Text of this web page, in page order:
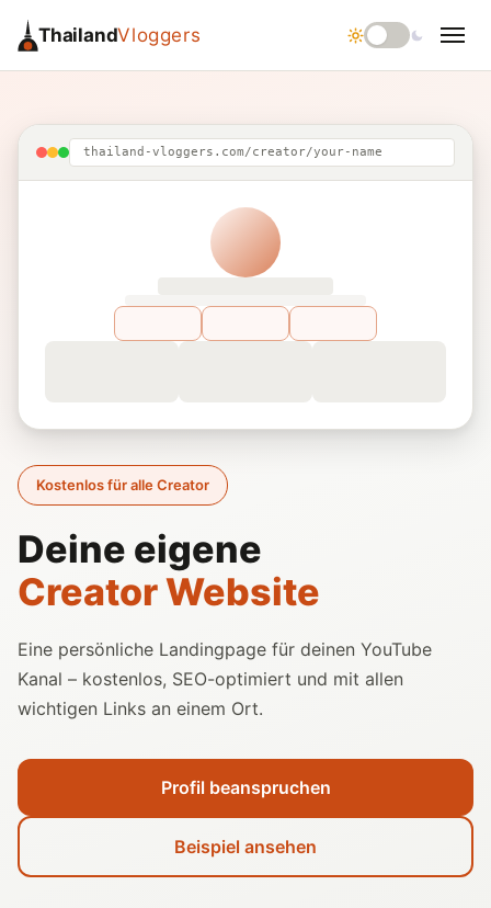
ThailandVloggers
Kostenlos für alle Creator
Deine eigene
Creator Website
Eine persönliche Landingpage für deinen YouTube
Kanal – kostenlos, SEO-optimiert und mit allen
wichtigen Links an einem Ort.
Profil beanspruchen
Beispiel ansehen
thailand-vloggers.com/creator/your-name